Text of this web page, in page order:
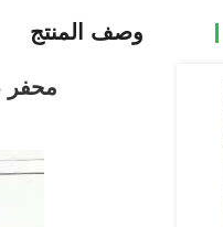
وصف المنتج
محفر صامت